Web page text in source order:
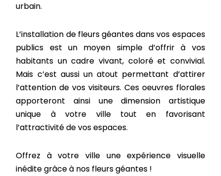
urbain.
L’installation de fleurs géantes dans vos espaces
publics est un moyen simple d’offrir à vos
habitants un cadre vivant, coloré et convivial.
Mais c’est aussi un atout permettant d’attirer
l’attention de vos visiteurs. Ces oeuvres florales
apporteront ainsi unedimension artistique
unique à votre ville tout en favorisant
l’attractivité de vos espaces.
Offrez à votre ville uneexpérience visuelle
inéditegrâce à nos fleurs géantes !